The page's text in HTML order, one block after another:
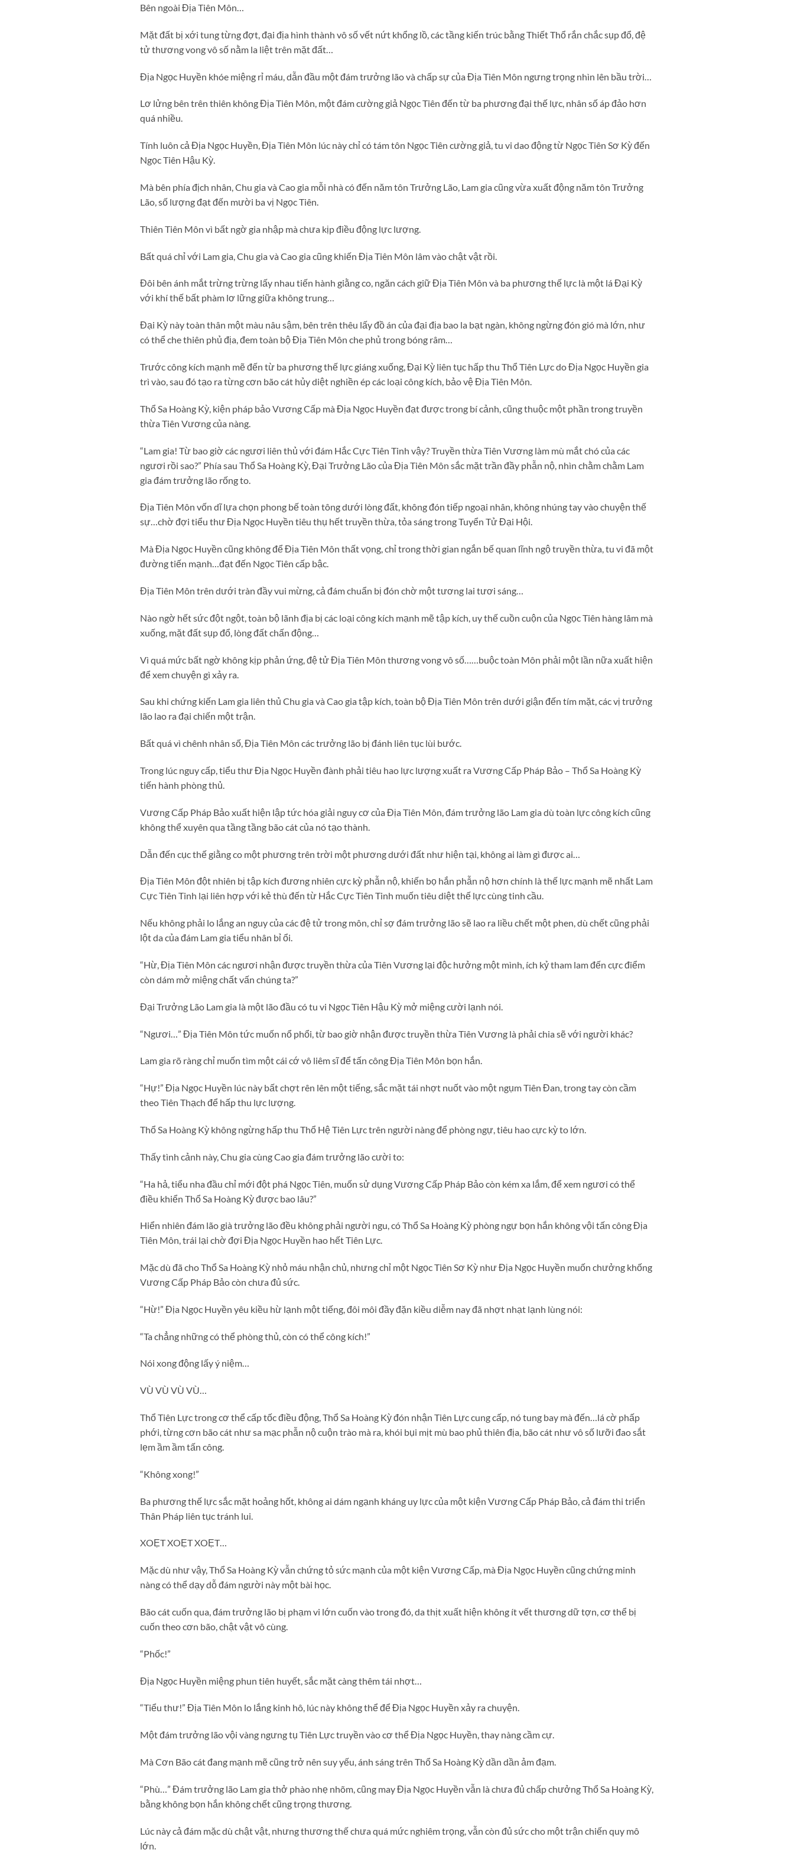
Bên ngoài Địa Tiên Môn…
Mặt đất bị xới tung từng đợt, đại địa hình thành vô số vết nứt khổng lồ, các tầng kiến trúc bằng Thiết Thổ rắn chắc sụp đổ, đệ
tử thương vong vô số nằm la liệt trên mặt đất…
Địa Ngọc Huyền khóe miệng rỉ máu, dẫn đầu một đám trưởng lão và chấp sự của Địa Tiên Môn ngưng trọng nhìn lên bầu trời…
Lơ lửng bên trên thiên không Địa Tiên Môn, một đám cường giả Ngọc Tiên đến từ ba phương đại thế lực, nhân số áp đảo hơn
quá nhiều.
Tính luôn cả Địa Ngọc Huyền, Địa Tiên Môn lúc này chỉ có tám tôn Ngọc Tiên cường giả, tu vi dao động từ Ngọc Tiên Sơ Kỳ đến
Ngọc Tiên Hậu Kỳ.
Mà bên phía địch nhân, Chu gia và Cao gia mỗi nhà có đến năm tôn Trưởng Lão, Lam gia cũng vừa xuất động năm tôn Trưởng
Lão, số lượng đạt đến mười ba vị Ngọc Tiên.
Thiên Tiên Môn vì bất ngờ gia nhập mà chưa kịp điều động lực lượng.
Bất quá chỉ với Lam gia, Chu gia và Cao gia cũng khiến Địa Tiên Môn lâm vào chật vật rồi.
Đôi bên ánh mắt trừng trừng lấy nhau tiến hành giằng co, ngăn cách giữ Địa Tiên Môn và ba phương thế lực là một lá Đại Kỳ
với khí thế bất phàm lơ lững giữa không trung…
Đại Kỳ này toàn thân một màu nâu sậm, bên trên thêu lấy đồ án của đại địa bao la bạt ngàn, không ngừng đón gió mà lớn, như
có thể che thiên phủ địa, đem toàn bộ Địa Tiên Môn che phủ trong bóng râm…
Trước công kích mạnh mẽ đến từ ba phương thế lực giáng xuống, Đại Kỳ liên tục hấp thu Thổ Tiên Lực do Địa Ngọc Huyền gia
trì vào, sau đó tạo ra từng cơn bão cát hủy diệt nghiền ép các loại công kích, bảo vệ Địa Tiên Môn.
Thổ Sa Hoàng Kỳ, kiện pháp bảo Vương Cấp mà Địa Ngọc Huyền đạt được trong bí cảnh, cũng thuộc một phần trong truyền
thừa Tiên Vương của nàng.
“Lam gia! Từ bao giờ các ngươi liên thủ với đám Hắc Cực Tiên Tinh vậy? Truyền thừa Tiên Vương làm mù mắt chó của các
ngươi rồi sao?” Phía sau Thổ Sa Hoàng Kỳ, Đại Trưởng Lão của Địa Tiên Môn sắc mặt trần đầy phẫn nộ, nhìn chằm chằm Lam
gia đám trưởng lão rống to.
Địa Tiên Môn vốn dĩ lựa chọn phong bế toàn tông dưới lòng đất, không đón tiếp ngoại nhân, không nhúng tay vào chuyện thế
sự…chờ đợi tiểu thư Địa Ngọc Huyền tiêu thụ hết truyền thừa, tỏa sáng trong Tuyển Tử Đại Hội.
Mà Địa Ngọc Huyền cũng không để Địa Tiên Môn thất vọng, chỉ trong thời gian ngắn bế quan lĩnh ngộ truyền thừa, tu vi đã một
đường tiến mạnh…đạt đến Ngọc Tiên cấp bậc.
Địa Tiên Môn trên dưới tràn đầy vui mừng, cả đám chuẩn bị đón chờ một tương lai tươi sáng…
Nào ngờ hết sức đột ngột, toàn bộ lãnh địa bị các loại công kích mạnh mẽ tập kích, uy thế cuồn cuộn của Ngọc Tiên hàng lâm mà
xuống, mặt đất sụp đổ, lòng đất chấn động…
Vì quá mức bất ngờ không kịp phản ứng, đệ tử Địa Tiên Môn thương vong vô số……buộc toàn Môn phải một lần nữa xuất hiện
để xem chuyện gì xảy ra.
Sau khi chứng kiến Lam gia liên thủ Chu gia và Cao gia tập kích, toàn bộ Địa Tiên Môn trên dưới giận đến tím mặt, các vị trưởng
lão lao ra đại chiến một trận.
Bất quá vì chênh nhân số, Địa Tiên Môn các trưởng lão bị đánh liên tục lùi bước.
Trong lúc nguy cấp, tiểu thư Địa Ngọc Huyền đành phải tiêu hao lực lượng xuất ra Vương Cấp Pháp Bảo – Thổ Sa Hoàng Kỳ
tiến hành phòng thủ.
Vương Cấp Pháp Bảo xuất hiện lập tức hóa giải nguy cơ của Địa Tiên Môn, đám trưởng lão Lam gia dù toàn lực công kích cũng
không thể xuyên qua tầng tầng bão cát của nó tạo thành.
Dẫn đến cục thế giằng co một phương trên trời một phương dưới đất như hiện tại, không ai làm gì được ai…
Địa Tiên Môn đột nhiên bị tập kích đương nhiên cực kỳ phẫn nộ, khiến bọ hắn phẫn nộ hơn chính là thế lực mạnh mẽ nhất Lam
Cực Tiên Tinh lại liên hợp với kẻ thù đến từ Hắc Cực Tiên Tinh muốn tiêu diệt thế lực cùng tinh cầu.
Nếu không phải lo lắng an nguy của các đệ tử trong môn, chỉ sợ đám trưởng lão sẽ lao ra liều chết một phen, dù chết cũng phải
lột da của đám Lam gia tiểu nhân bỉ ổi.
“Hừ, Địa Tiên Môn các ngươi nhận được truyền thừa của Tiên Vương lại độc hưởng một mình, ích kỷ tham lam đến cực điểm
còn dám mở miệng chất vấn chúng ta?”
Đại Trưởng Lão Lam gia là một lão đầu có tu vi Ngọc Tiên Hậu Kỳ mở miệng cười lạnh nói.
“Ngươi…” Địa Tiên Môn tức muốn nổ phổi, từ bao giờ nhận được truyền thừa Tiên Vương là phải chia sẽ với người khác?
Lam gia rõ ràng chỉ muốn tìm một cái cớ vô liêm sĩ để tấn công Địa Tiên Môn bọn hắn.
“Hự!” Địa Ngọc Huyền lúc này bất chợt rên lên một tiếng, sắc mặt tái nhợt nuốt vào một ngụm Tiên Đan, trong tay còn cầm
theo Tiên Thạch để hấp thu lực lượng.
Thổ Sa Hoàng Kỳ không ngừng hấp thu Thổ Hệ Tiên Lực trên người nàng để phòng ngự, tiêu hao cực kỳ to lớn.
Thấy tình cảnh này, Chu gia cùng Cao gia đám trưởng lão cười to:
“Ha hả, tiểu nha đầu chỉ mới đột phá Ngọc Tiên, muốn sử dụng Vương Cấp Pháp Bảo còn kém xa lắm, để xem ngươi có thể
điều khiển Thổ Sa Hoàng Kỳ được bao lâu?”
Hiển nhiên đám lão già trưởng lão đều không phải người ngu, có Thổ Sa Hoàng Kỳ phòng ngự bọn hắn không vội tấn công Địa
Tiên Môn, trái lại chờ đợi Địa Ngọc Huyền hao hết Tiên Lực.
Mặc dù đã cho Thổ Sa Hoàng Kỳ nhỏ máu nhận chủ, nhưng chỉ một Ngọc Tiên Sơ Kỳ như Địa Ngọc Huyền muốn chưởng khống
Vương Cấp Pháp Bảo còn chưa đủ sức.
“Hừ!” Địa Ngọc Huyền yêu kiều hừ lạnh một tiếng, đôi môi đầy đặn kiều diễm nay đã nhợt nhạt lạnh lùng nói:
“Ta chẳng những có thể phòng thủ, còn có thể công kích!”
Nói xong động lấy ý niệm…
VÙ VÙ VÙ VÙ…
Thổ Tiên Lực trong cơ thể cấp tốc điều động, Thổ Sa Hoàng Kỳ đón nhận Tiên Lực cung cấp, nó tung bay mà đến…lá cờ phấp
phới, từng cơn bão cát như sa mạc phẫn nộ cuộn trào mà ra, khói bụi mịt mù bao phủ thiên địa, bão cát như vô số lưỡi đao sắt
lẹm ầm ầm tấn công.
“Không xong!”
Ba phương thế lực sắc mặt hoảng hốt, không ai dám ngạnh kháng uy lực của một kiện Vương Cấp Pháp Bảo, cả đám thi triển
Thân Pháp liên tục tránh lui.
XOẸT XOẸT XOẸT…
Mặc dù như vậy, Thổ Sa Hoàng Kỳ vẫn chứng tỏ sức mạnh của một kiện Vương Cấp, mà Địa Ngọc Huyền cũng chứng minh
nàng có thể dạy dỗ đám người này một bài học.
Bão cát cuốn qua, đám trưởng lão bị phạm vi lớn cuốn vào trong đó, da thịt xuất hiện không ít vết thương dữ tợn, cơ thể bị
cuốn theo cơn bão, chật vật vô cùng.
“Phốc!”
Địa Ngọc Huyền miệng phun tiên huyết, sắc mặt càng thêm tái nhợt…
“Tiểu thư!” Địa Tiên Môn lo lắng kinh hô, lúc này không thể để Địa Ngọc Huyền xảy ra chuyện.
Một đám trưởng lão vội vàng ngưng tụ Tiên Lực truyền vào cơ thể Địa Ngọc Huyền, thay nàng cầm cự.
Mà Cơn Bão cát đang mạnh mẽ cũng trở nên suy yếu, ánh sáng trên Thổ Sa Hoàng Kỳ dần dần ảm đạm.
“Phù…” Đám trưởng lão Lam gia thở phào nhẹ nhõm, cũng may Địa Ngọc Huyền vẫn là chưa đủ chấp chưởng Thổ Sa Hoàng Kỳ,
bằng không bọn hắn không chết cũng trọng thương.
Lúc này cả đám mặc dù chật vật, nhưng thương thế chưa quá mức nghiêm trọng, vẫn còn đủ sức cho một trận chiến quy mô
lớn.